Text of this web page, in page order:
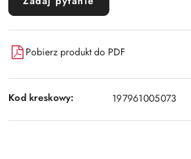
Pobierz produkt do PDF
Kod kreskowy: 197961005073